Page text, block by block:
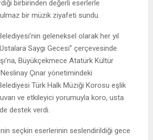
birbirinden değerli eserlerle
bir müzik ziyafeti sundu.
’nin geleneksel olarak her yıl
Saygı Gecesi” çerçevesinde
Büyükçekmece Atatürk Kültür
Neslinay Çınar yönetimindeki
Türk Halk Müziği Korosu eşlik
ve etkileyici yorumuyla koro, usta
destek verdi.
seçkin eserlerinin seslendirildiği gece